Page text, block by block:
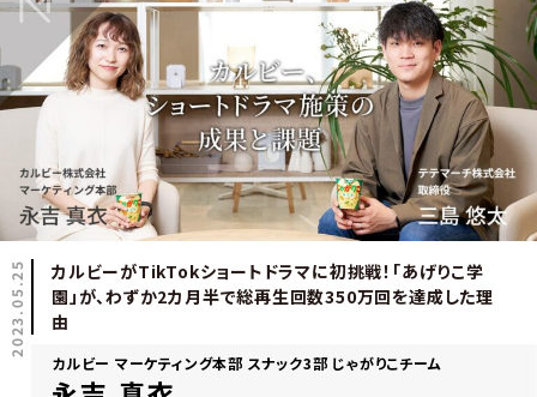
2023.05.25
カルビーがTikTokショートドラマに初挑戦！「あげりこ学
園」が、わずか2カ月半で総再生回数350万回を達成した理
由
カルビー マーケティング本部 スナック3部 じゃがりこチーム